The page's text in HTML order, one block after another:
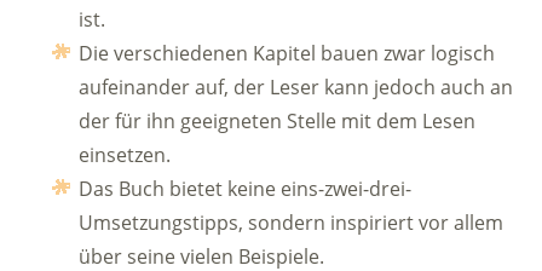
ist.
Die verschiedenen Kapitel bauen zwar logisch
aufeinander auf, der Leser kann jedoch auch an
der für ihn geeigneten Stelle mit dem Lesen
einsetzen.
Das Buch bietet keine eins-zwei-drei-
Umsetzungstipps, sondern inspiriert vor allem
über seine vielen Beispiele.